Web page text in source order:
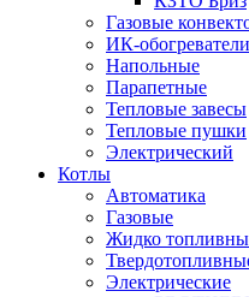
Газовые
ИК-обогреватели
Напольные
Парапетные
Тепловые завесы
Тепловые пушки
Электрический
Котлы
Автоматика
Газовые
Жидко
Электрические